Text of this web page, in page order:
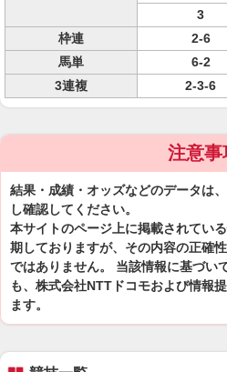
3
枠連
2-6
馬単
6-2
3連複
2-3-6
注意事
結果・成績・オッズなどのデータは
し確認してください。
本サイトのページ上に掲載されてい
期しておりますが、その内容の正確
ではありません。 当該情報に基づい
も、株式会社NTTドコモおよび情報
ます。